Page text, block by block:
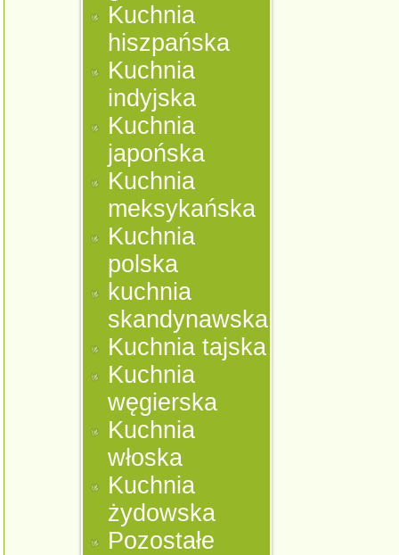
Kuchnia
hiszpańska
Kuchnia
indyjska
Kuchnia
japońska
Kuchnia
meksykańska
Kuchnia
polska
kuchnia
skandynawska
Kuchnia tajska
Kuchnia
węgierska
Kuchnia
włoska
Kuchnia
żydowska
Pozostałe